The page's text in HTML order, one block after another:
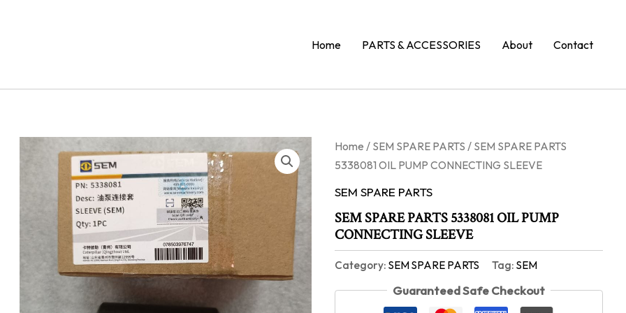
Home PARTS & ACCESSORIES About Contact
Home / SEM SPARE PARTS / SEM SPARE PARTS
5338081 OIL PUMP CONNECTING SLEEVE
SEM SPARE PARTS
SEM SPARE PARTS 5338081 OIL PUMP
CONNECTING SLEEVE
Category: SEM SPARE PARTS Tag: SEM
Guaranteed Safe Checkout